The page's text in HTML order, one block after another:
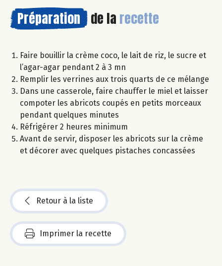
Préparation de la recette
Faire bouillir la crème coco, le lait de riz, le sucre et
l’agar-agar pendant 2 à 3 mn
Remplir les verrines aux trois quarts de ce mélange
Dans une casserole, faire chauffer le miel et laisser
compoter les abricots coupés en petits morceaux
pendant quelques minutes
Réfrigérer 2 heures minimum
Avant de servir, disposer les abricots sur la crème
et décorer avec quelques pistaches concassées
Retour à la liste
Imprimer la recette